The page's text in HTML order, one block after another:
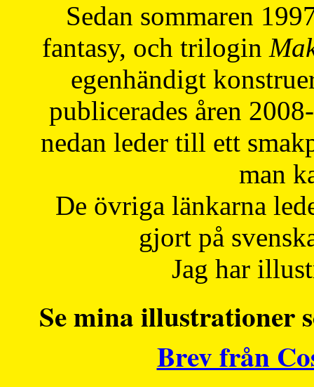
Sedan sommaren
fantasy, och trilogin
egenhändigt
publicerades åren
nedan leder till ett
man
De övriga länkarna
gjort på
Jag har
Se mina illustrationer
Brev från